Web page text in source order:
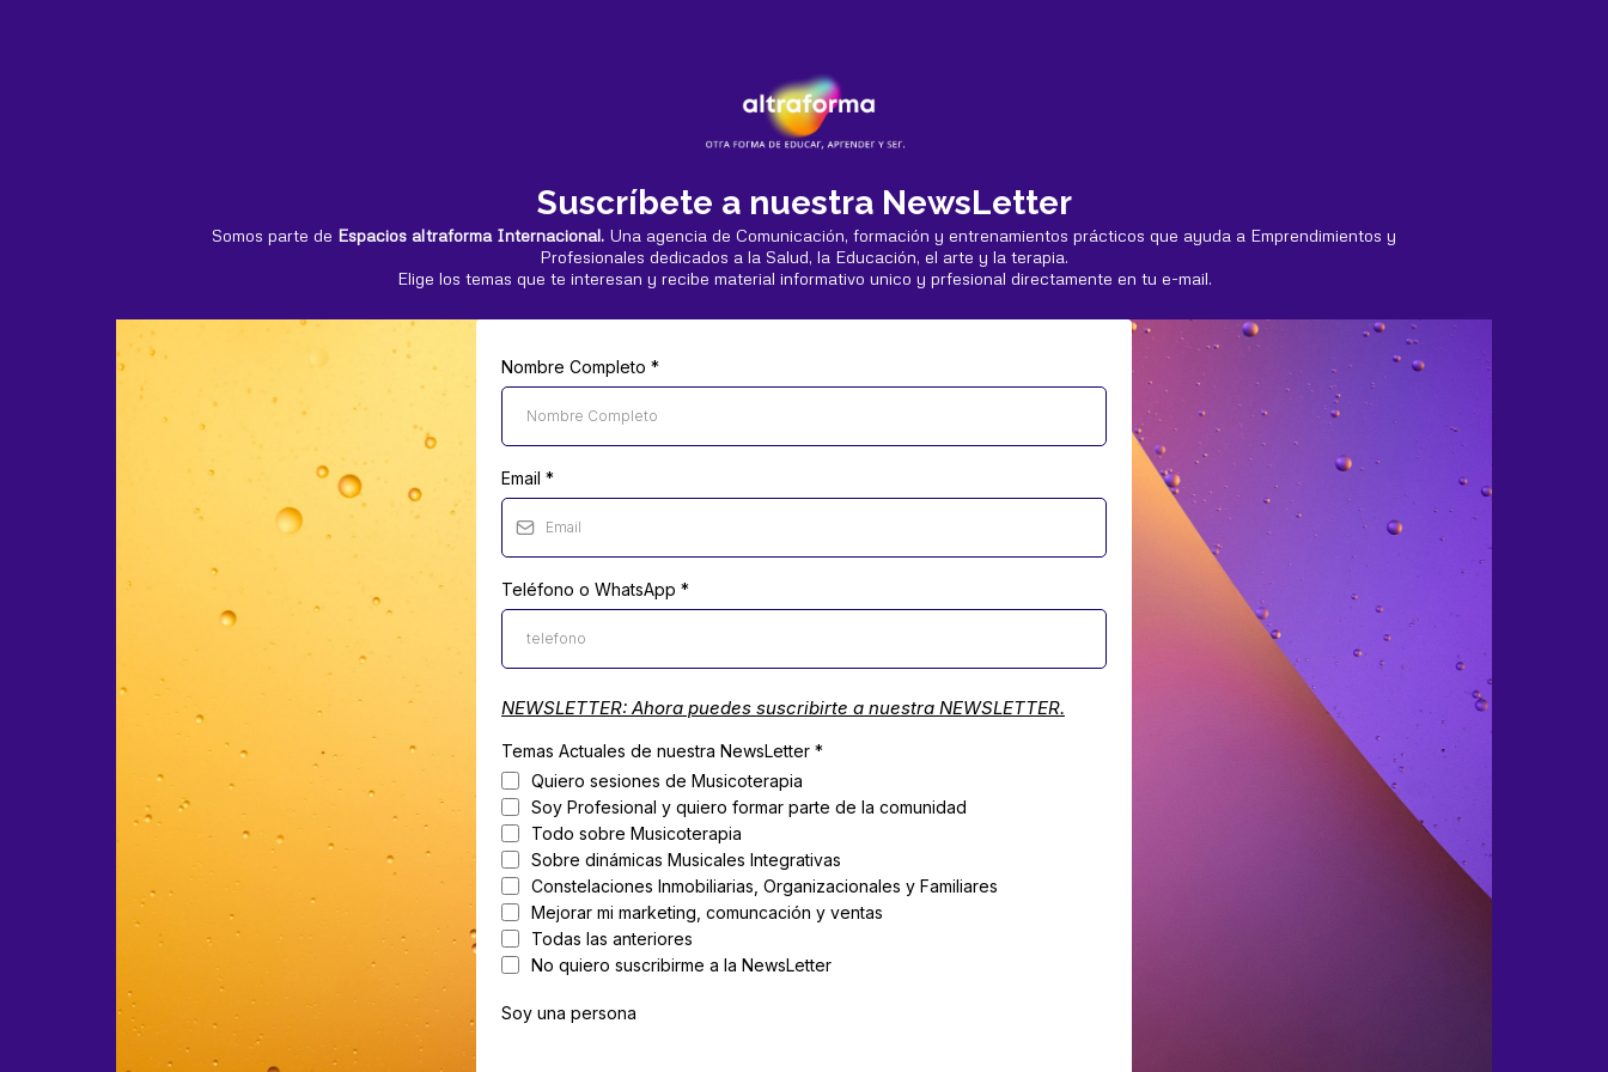
Suscríbete a nuestra NewsLetter
Somos parte de Espacios altraforma Internacional. Una agencia de Comunicación, formación y entrenamientos prácticos que ayuda a Emprendimientos y
Profesionales dedicados a la Salud, la Educación, el arte y la terapia.
Elige los temas que te interesan y recibe material informativo unico y prfesional directamente en tu e-mail.
Nombre Completo *
Email *
Teléfono o WhatsApp *
NEWSLETTER: Ahora puedes suscribirte a nuestra NEWSLETTER.
Temas Actuales de nuestra NewsLetter *
Quiero sesiones de Musicoterapia
Soy Profesional y quiero formar parte de la comunidad
Todo sobre Musicoterapia
Sobre dinámicas Musicales Integrativas
Constelaciones Inmobiliarias, Organizacionales y Familiares
Mejorar mi marketing, comuncación y ventas
Todas las anteriores
No quiero suscribirme a la NewsLetter
Soy una persona